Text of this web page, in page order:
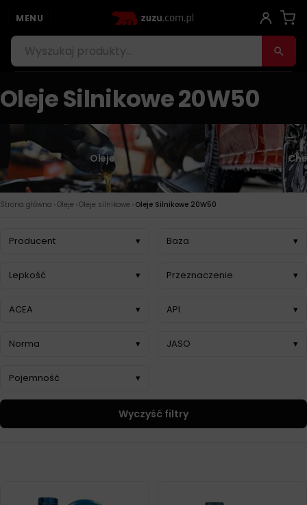
MENU
Oleje Silnikowe 20W50
Oleje
Strona główna › Oleje › Oleje silnikowe › Oleje Silnikowe 20W50
Producent ▾ Baza ▾
Lepkość ▾ Przeznaczenie ▾
ACEA ▾ API ▾
Norma ▾ JASO ▾
Pojemność ▾
Wyczyść filtry